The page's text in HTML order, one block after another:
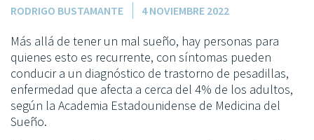
RODRIGO BUSTAMANTE 4 NOVIEMBRE 2022
Más allá de tener un mal sueño, hay personas para
quienes esto es recurrente, con síntomas pueden
conducir a un diagnóstico de trastorno de pesadillas,
enfermedad que afecta a cerca del 4% de los adultos,
según la Academia Estadounidense de Medicina del
Sueño.